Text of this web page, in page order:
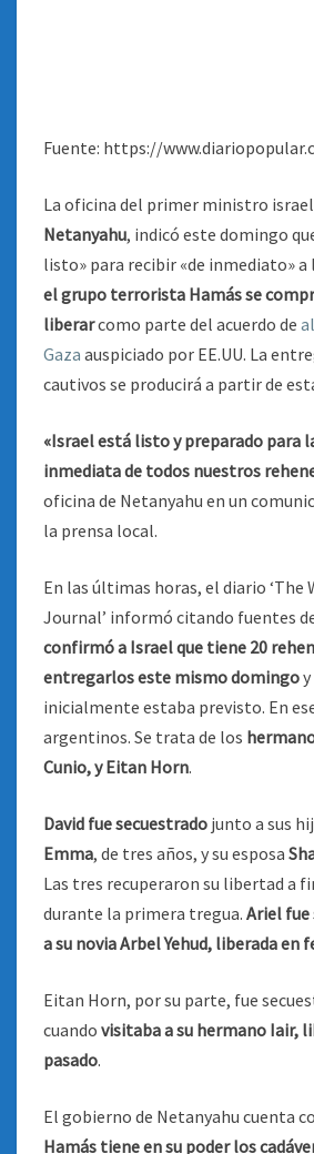
Fuente: https://
La oficina del primer ministro
Netanyahu, indicó este domingo
listo» para recibir «de inmediato» a
el grupo terrorista Hamás se
liberarcomo parte del acuerdo de
Gaza auspiciado por EE.UU. La
cautivos se producirá a partir de
«Israel está listo y preparado para
inmediata de todos nuestros
oficina de Netanyahu en un
la prensa local.
En las últimas horas, el diario ‘The
Journal’ informó citando fuentes
confirmó a Israel que tiene 20
entregarlos este mismo domingo
inicialmente estaba previsto. En
argentinos. Se trata de los
Cunio, y Eitan Horn.
David fue secuestrado junto a sus
Emma, de tres años, y su esposa
Las tres recuperaron su libertad a
durante la primera tregua. Ariel
a su novia Arbel Yehud, liberada en
Eitan Horn, por su parte, fue
cuando visitaba a su hermano Iair,
pasado.
El gobierno de Netanyahu cuenta
Hamás tiene en su poder los